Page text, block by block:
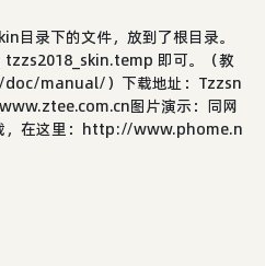
目录下的文件，放到了根目录。
tzzs2018_skin.temp 即可。（教
manual/）下载地址：Tzzsn
图片演示：同网
，在这里：http://www.phome.n